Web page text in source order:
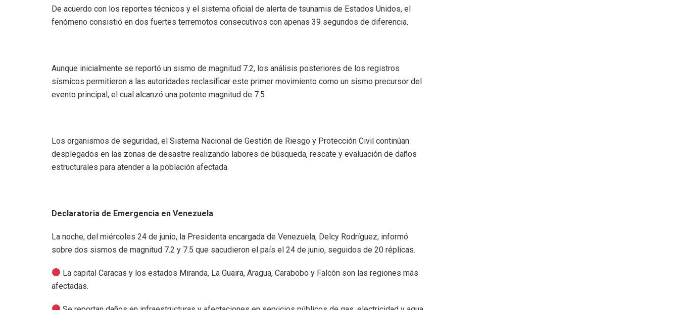
De acuerdo con los reportes técnicos y el sistema oficial de alerta de tsunamis de Estados Unidos, el
fenómeno consistió en dos fuertes terremotos consecutivos con apenas 39 segundos de diferencia.
Aunque inicialmente se reportó un sismo de magnitud 7.2, los análisis posteriores de los registros
sísmicos permitieron a las autoridades reclasificar este primer movimiento como un sismo precursor del
evento principal, el cual alcanzó una potente magnitud de 7.5.
Los organismos de seguridad, el Sistema Nacional de Gestión de Riesgo y Protección Civil continúan
desplegados en las zonas de desastre realizando labores de búsqueda, rescate y evaluación de daños
estructurales para atender a la población afectada.
Declaratoria de Emergencia en Venezuela
La noche, del miércoles 24 de junio, la Presidenta encargada de Venezuela, Delcy Rodríguez, informó
sobre dos sismos de magnitud 7.2 y 7.5 que sacudieron el país el 24 de junio, seguidos de 20 réplicas.
La capital Caracas y los estados Miranda, La Guaira, Aragua, Carabobo y Falcón son las regiones más
afectadas.